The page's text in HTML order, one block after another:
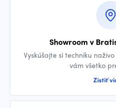
Showroom v
Vyskúšajte si techniku
vám všetko
Zistiť